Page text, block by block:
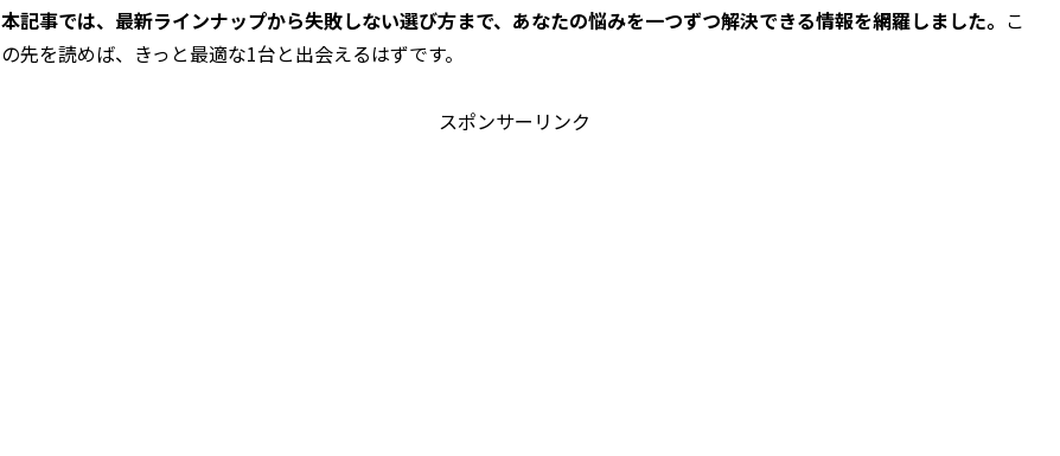
本記事では、最新ラインナップから失敗しない選び方まで、あなたの悩みを一つずつ解決できる情報を網羅しました。 こ
の先を読めば、きっと最適な1台と出会えるはずです。
スポンサーリンク